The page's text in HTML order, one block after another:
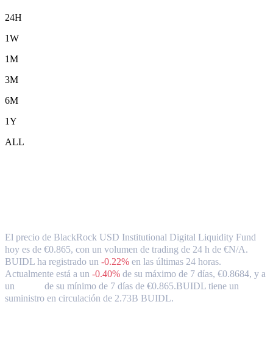
24H
1W
1M
3M
6M
1Y
ALL
El precio de BlackRock USD Institutional Digital Liquidity Fund
hoy es de €0.865, con un volumen de trading de 24 h de €N/A.
BUIDL ha registrado un -0.22% en las últimas 24 horas.
Actualmente está a un -0.40% de su máximo de 7 días, €0.8684, y a
un
de su mínimo de 7 días de €0.865.BUIDL tiene un
suministro en circulación de 2.73B BUIDL.